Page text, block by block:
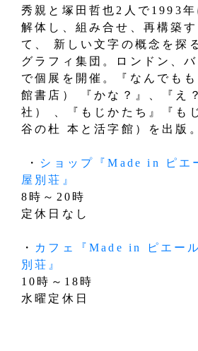
秀親と塚田哲也2人で1993年
解体し、組み合せ、再構築
て、 新しい文字の概念を探
グラフィ集団。ロンドン、
で個展を開催。『なんでも
館書店） 『かな？』、『え
社） 、『もじかたち』『も
谷の杜 本と活字館）を出版。
・ ショップ『Made in ピエ
屋別荘』
8時～20時
定休日なし
・
カフェ『Made in ピエー
別荘』
10時～18時
水曜定休日